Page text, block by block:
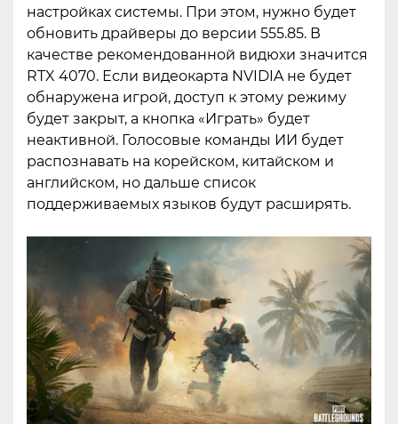
настройках системы. При этом, нужно будет
обновить драйверы до версии 555.85. В
качестве рекомендованной видюхи значится
RTX 4070. Если видеокарта NVIDIA не будет
обнаружена игрой, доступ к этому режиму
будет закрыт, а кнопка «Играть» будет
неактивной. Голосовые команды ИИ будет
распознавать на корейском, китайском и
английском, но дальше список
поддерживаемых языков будут расширять.